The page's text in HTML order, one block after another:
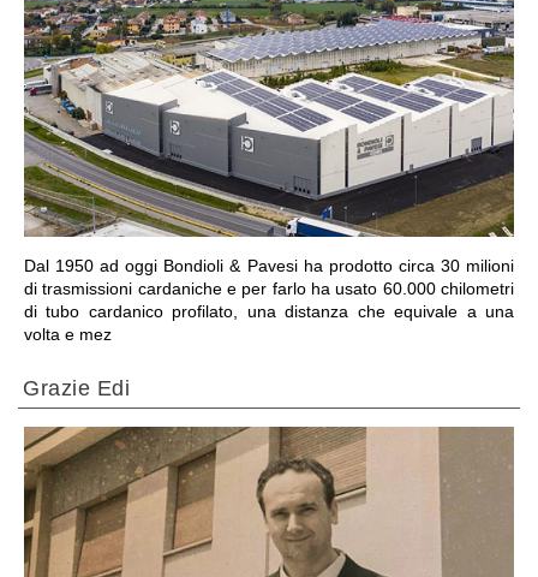
Dal 1950 ad oggi Bondioli & Pavesi ha prodotto circa 30 milioni
di trasmissioni cardaniche e per farlo ha usato 60.000 chilometri
di tubo cardanico profilato, una distanza che equivale a una
volta e mez
VAI ALLA SEZIONE
Grazie Edi